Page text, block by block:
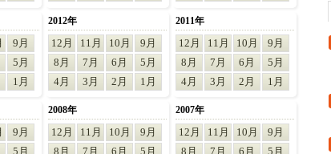
9月
5月
1月
2012年
12月 11月 10月
9月
8月
7月 6月
5月
4月
3月 2月 1月
2011年
12月 11月 10月
9月
8月
7月 6月
5月
4月
3月 2月 1月
9月
5月
2008年
12月 11月 10月
9月
8月
7月 6月 5月
2007年
12月 11月 10月
9月
8月
7月 6月 5月